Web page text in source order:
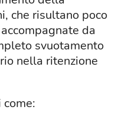
che risultano poco
da
svuotamento
nella ritenzione